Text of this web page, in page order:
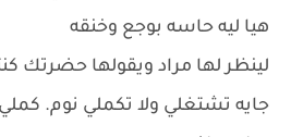
هيا ليه حاسه بوجع وخنقه
لينظر لها مراد ويقولها حضرتك
جايه تشتغلي ولا تكملي نوم.